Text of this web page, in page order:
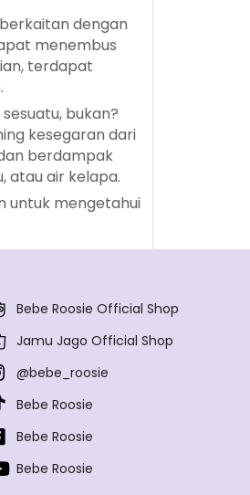
dengan
menembus
terdapat
bukan?
kesegaran dari
berdampak
atau air kelapa.
untuk mengetahui
Bebe Roosie Official Shop
Jamu Jago Official Shop
@bebe_roosie
Bebe Roosie
Bebe Roosie
Bebe Roosie